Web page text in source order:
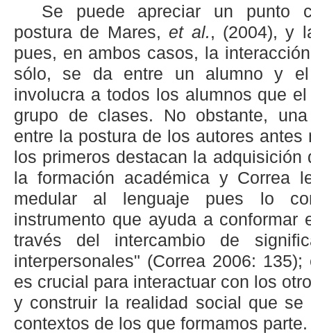
Se puede apreciar un punto
postura de Mares, et al., (2004), y
pues, en ambos casos, la
sólo, se da entre un alumno y
involucra a todos los alumnos que
grupo de clases. No obstante,
entre la postura de los autores antes
los primeros destacan la adquisición
la formación académica y Correa
medular al lenguaje pues lo
instrumento que ayuda a conformar
través del intercambio de
interpersonales" (Correa 2006:
es crucial para interactuar con los
y construir la realidad social que
contextos de los que formamos parte.